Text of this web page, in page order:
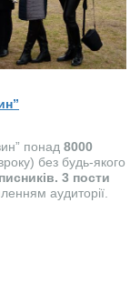
понад 8000
без будь-якого
3 пости
аудиторії.